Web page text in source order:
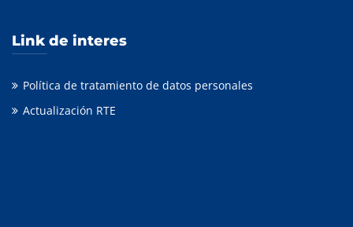
Link de interes
Política de tratamiento de datos personales
Actualización RTE